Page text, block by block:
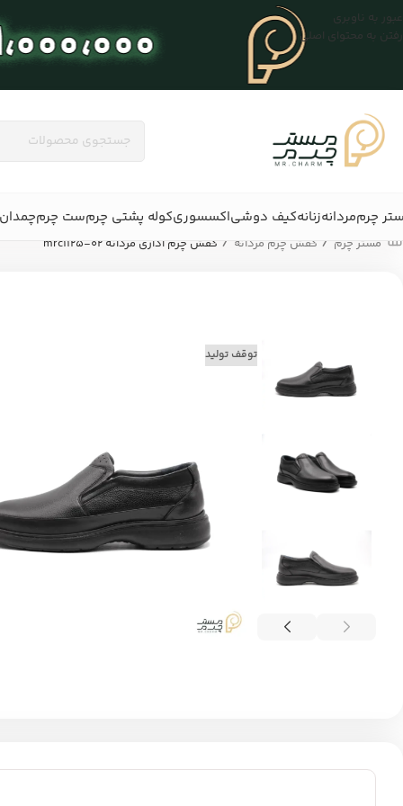
عبور به ناوبری
رفتن به محتوای اصلی
چرممردانهزنانهکیف دوشیاکسسوریکوله پشتی چرمست چرم
مستر چرم / کفش چرم مردانه / کفش چرم اداری مردانه mrc1125-02
توقف تولید